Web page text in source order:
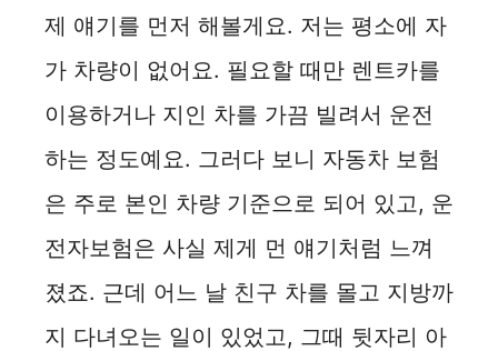
제 얘기를 먼저 해볼게요. 저는 평소에 자
가 차량이 없어요. 필요할 때만 렌트카를
이용하거나 지인 차를 가끔 빌려서 운전
하는 정도예요. 그러다 보니 자동차 보험
은 주로 본인 차량 기준으로 되어 있고, 운
전자보험은 사실 제게 먼 얘기처럼 느껴
졌죠. 근데 어느 날 친구 차를 몰고 지방까
지 다녀오는 일이 있었고, 그때 뒷자리 아